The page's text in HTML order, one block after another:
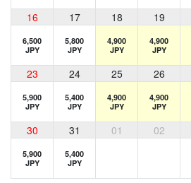
16 17 18 19
6,500
JPY
5,800
JPY
4,900
JPY
4,900
JPY
23 24 25 26
5,900
JPY
5,400
JPY
4,900
JPY
4,900
JPY
30 31 01 02
5,900
JPY
5,400
JPY